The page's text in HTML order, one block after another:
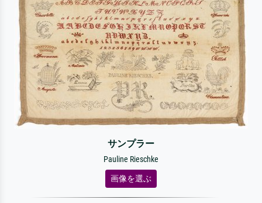
サンプラー
Pauline Rieschke
画像を選ぶ